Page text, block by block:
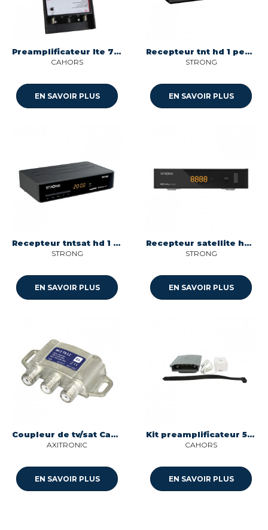
Preamplificateur lte 700mhz 1 entree uhf gain 36 db Cahors 0145384R13
CAHORS
EN SAVOIR PLUS
Recepteur tnt hd 1 peritel - 1 hdmi Strong
STRONG
EN SAVOIR PLUS
Recepteur tntsat hd 1 peritel et 1 prise hdmi Strong SRT7410
STRONG
EN SAVOIR PLUS
Recepteur satellite hd fta 1 peritel - 1 hdmi Strong SRT7030
STRONG
EN SAVOIR PLUS
Coupleur de tv/sat Cae MI2TSL2
AXITRONIC
EN SAVOIR PLUS
Kit preamplificateur 5g lte700 1 entree uhf 21 - 36 db Cahors 0145385R13
CAHORS
EN SAVOIR PLUS